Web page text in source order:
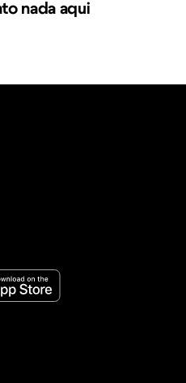
nada aqui